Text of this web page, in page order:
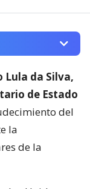
Lula da Silva,
de Estado
del
la
de la